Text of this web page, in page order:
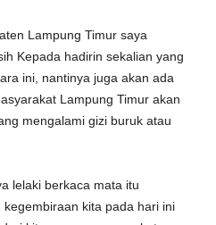
Lampung Timur saya
Kepada hadirin sekalian yang
ini, nantinya juga akan ada
Lampung Timur akan
mengalami gizi buruk atau
lelaki berkaca mata itu
kita pada hari ini